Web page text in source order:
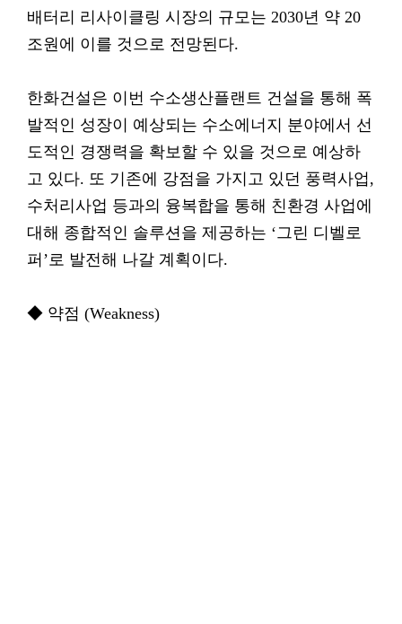
배터리 리사이클링 시장의 규모는 2030년 약 20
조원에 이를 것으로 전망된다.
한화건설은 이번 수소생산플랜트 건설을 통해 폭
발적인 성장이 예상되는 수소에너지 분야에서 선
도적인 경쟁력을 확보할 수 있을 것으로 예상하
고 있다. 또 기존에 강점을 가지고 있던 풍력사업,
수처리사업 등과의 융복합을 통해 친환경 사업에
대해 종합적인 솔루션을 제공하는 ‘그린 디벨로
퍼’로 발전해 나갈 계획이다.
◆ 약점 (Weakness)